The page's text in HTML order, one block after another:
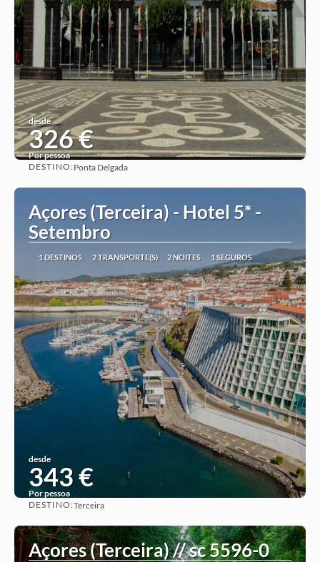
desde
326 €
Por pessoa
DESTINO:Ponta Delgada
Açores (Terceira) - Hotel 5* -
Setembro
1 DESTINOS 2 TRANSPORTE(S) 2 NOITES 1 SEGUROS
desde
343 €
Por pessoa
DESTINO:Terceira
Açores (Terceira) // sc 5596-0